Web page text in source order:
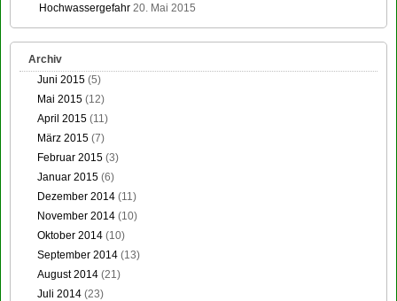
Hochwassergefahr 20. Mai 2015
Archiv
Juni 2015 (5)
Mai 2015 (12)
April 2015 (11)
März 2015 (7)
Februar 2015 (3)
Januar 2015 (6)
Dezember 2014 (11)
November 2014 (10)
Oktober 2014 (10)
September 2014 (13)
August 2014 (21)
Juli 2014 (23)